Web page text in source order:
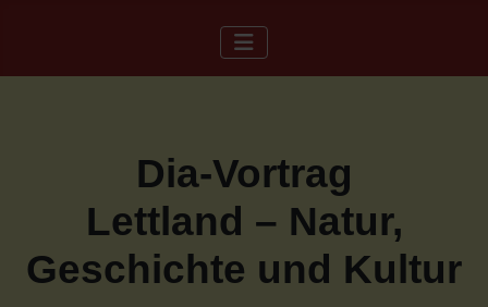
Dia-Vortrag
Lettland – Natur,
Geschichte und Kultur